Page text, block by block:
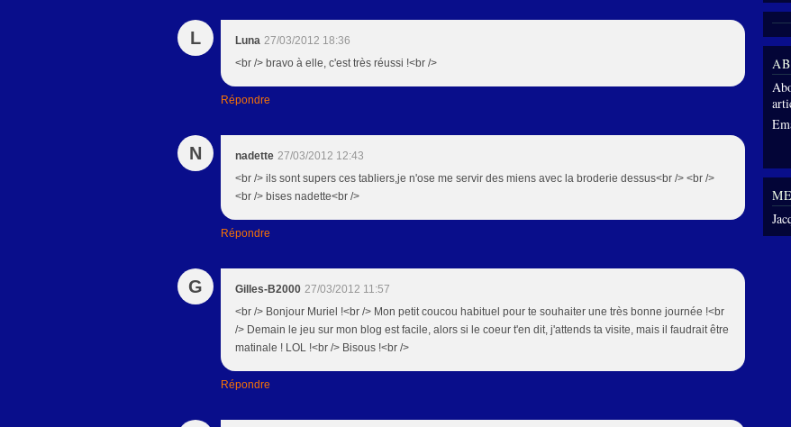
L Luna 27/03/2012 18:36
<br /> bravo à elle, c'est très réussi !<br />
Répondre
N nadette 27/03/2012 12:43
<br /> ils sont supers ces tabliers,je n'ose me servir des miens avec la broderie dessus<br /> <br />
<br /> bises nadette<br />
Répondre
G Gilles-B2000 27/03/2012 11:57
<br /> Bonjour Muriel !<br /> Mon petit coucou habituel pour te souhaiter une très bonne journée !<br
/> Demain le jeu sur mon blog est facile, alors si le coeur t'en dit, j'attends ta visite, mais il faudrait être
matinale ! LOL !<br /> Bisous !<br />
Répondre